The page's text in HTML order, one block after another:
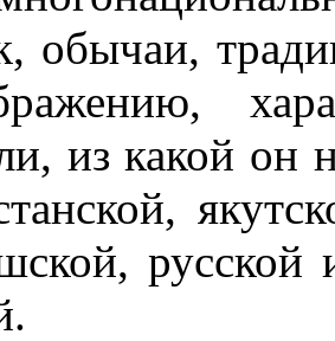
обычаи,
из какой он
русской